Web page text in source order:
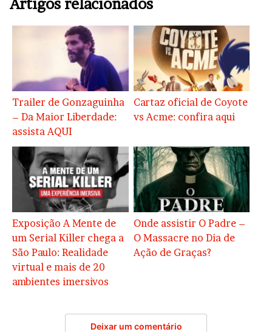
Artigos relacionados
Trailer de Gonzaguinha
– Da Maior Liberdade:
assista AQUI
Cartaz oficial de Coyote
vs Acme: confira aqui
Exposição A Mente de
um Serial Killer chega a
São Paulo: Realidade
virtual e mais de 20
ambientes imersivos
Onde assistir O Padre –
O Massacre no Dia de
Ação de Graças?
Deixar um comentário